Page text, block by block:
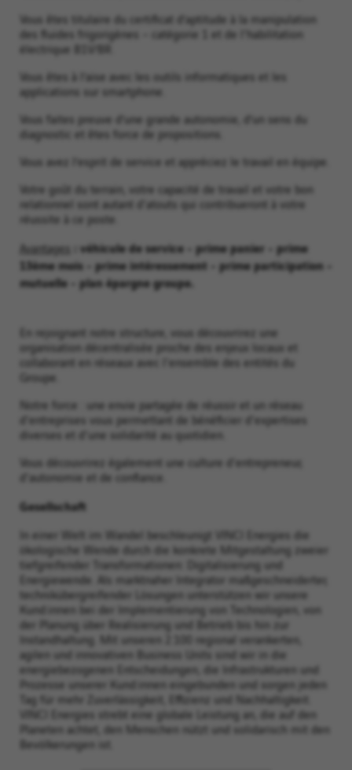
Vous êtes titulaire du certificat d’aptitude à la manipulation
des fluides frigorigènes – catégorie 1 et de l'habilitation
électrique B1V/BR.
Vous êtes à l’aise avec les outils informatiques et les
applications sur smartphone.
Vous faites preuve d’une grande autonomie, d’un sens du
diagnostic et êtes force de propositions.
Vous avez l’esprit de service et appréciez le travail en équipe.
Votre goût du terrain, votre capacité de travail et votre bon
relationnel sont autant d'atouts qui contribueront à votre
réussite à ce poste.
Avantages
: véhicule de service - prime panier - prime
13ème mois - prime intéressement - prime participation -
mutuelle - plan épargne groupe.
En rejoignant notre structure, vous découvrirez une
organisation décentralisée proche des enjeux locaux et
collaborant en réseaux avec l'ensemble des entités du
Groupe.
Notre force : une envie partagée de réussir et un réseau
d'entreprises vous permettant de bénéficier d'expertises
diverses et d'une solidarité au quotidien.
Vous découvrirez également une culture d'entrepreneur,
d'autonomie et de confiance.
Gesellschaft
In einer Welt im Wandel beschleunigt VINCI Energies die
ökologische Wende durch die konkrete Mitgestaltung zweier
tiefgreifender Transformationen: Digitalisierung und
Energiewende. Als marktnaher Integrator maßgeschneiderter,
technikübergreifender Lösungen unterstützen wir unsere
Kund:innen bei der Implementierung von Technologien, von
der Planung über Realisierung und Betrieb bis hin zur
Instandhaltung. Mit unseren 2.100 regional verankerten,
agilen und innovativen Business Units sind wir in die
energiebezogenen Entscheidungen, die Infrastrukturen und
Prozesse unserer Kund:innen eingebunden und sorgen jeden
Tag für mehr Zuverlässigkeit, Effizienz und Nachhaltigkeit.
VINCI Energies strebt eine globale Leistung an, die auf den
Planeten achtet, den Menschen nützt und solidarisch mit den
Bevölkerungen ist.